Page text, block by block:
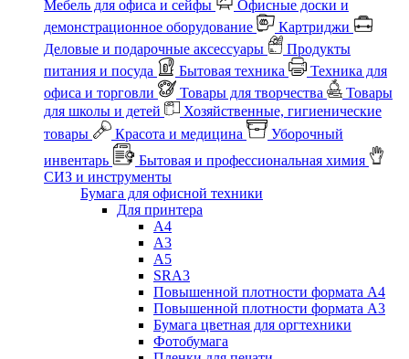
Мебель для офиса и сейфы
Офисные доски и
демонстрационное оборудование
Картриджи
Деловые и подарочные аксессуары
Продукты
питания и посуда
Бытовая техника
Техника для
офиса и торговли
Товары для творчества
Товары
для школы и детей
Хозяйственные, гигиенические
товары
Красота и медицина
Уборочный
инвентарь
Бытовая и профессиональная химия
СИЗ и инструменты
Бумага для офисной техники
Для принтера
А4
А3
А5
SRA3
Повышенной плотности формата А4
Повышенной плотности формата А3
Бумага цветная для оргтехники
Фотобумага